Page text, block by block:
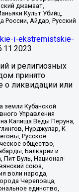
джамаат,
Культ Убийц,
Айдар, Русский
i-ekstremistskie-
и религиозных
принято
о ликвидации или
земли Кубанской
Управления
Капища Веды Перуна,
Нурджулар, К
Русское
общество,
Балкарии и
Пит Буль, Национал-
союз,
воли народа,
Череповца,
единство,